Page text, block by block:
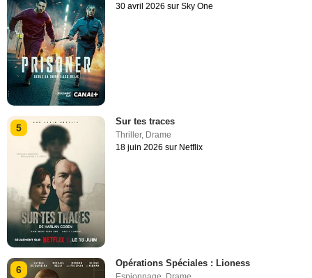
30 avril 2026 sur Sky One
5
Sur tes traces
Thriller, Drame
18 juin 2026 sur Netflix
6
Opérations Spéciales : Lioness